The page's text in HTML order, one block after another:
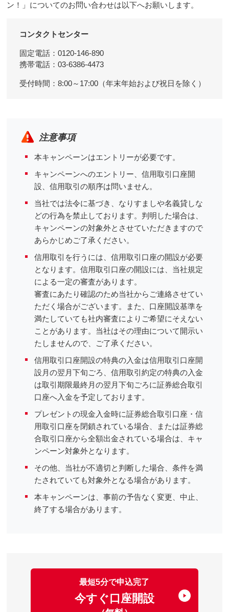
ン！」についてのお問い合わせは以下へお願いします。
コンタクトセンター
固定電話：0120-146-890
携帯電話：03-6386-4473
受付時間：8:00～17:00（年末年始および祝日を除く）
注意事項
本キャンペーンはエントリーが必要です。
キャンペーンへのエントリー、信用取引口座開
設、信用取引の順序は問いません。
当社では法令に基づき、なりすましや名義貸しな
どの行為を禁止しております。判明した場合は、
キャンペーンの対象外とさせていただきますので
あらかじめご了承ください。
信用取引を行うには、信用取引口座の開設が必要
となります。信用取引口座の開設には、当社規定
による一定の審査があります。
審査にあたり確認のため当社からご連絡させてい
ただく場合がございます。また、口座開設基準を
満たしていても社内審査によりご希望にそえない
ことがあります。当社はその理由について開示い
たしませんので、ご了承ください。
信用取引口座開設の特典の入金は信用取引口座開
設月の翌月下旬ごろ、信用取引約定の特典の入金
は取引期限最終月の翌月下旬ごろに証券総合取引
口座へ入金を予定しております。
プレゼントの現金入金時に証券総合取引口座・信
用取引口座を閉鎖されている場合、または証券総
合取引口座から全額出金されている場合は、キャ
ンペーン対象外となります。
その他、当社が不適切と判断した場合、条件を満
たされていても対象外となる場合があります。
本キャンペーンは、事前の予告なく変更、中止、
終了する場合があります。
最短5分で申込完了
今すぐ口座開設